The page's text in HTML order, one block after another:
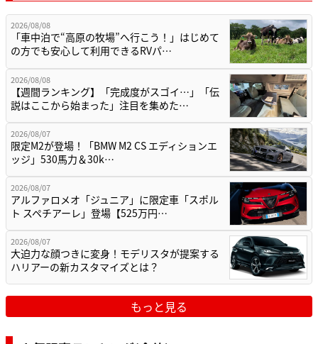
2026/08/08
「車中泊で“高原の牧場”へ行こう！」はじめて
の方でも安心して利用できるRVパ…
2026/08/08
【週間ランキング】「完成度がスゴイ…」「伝
説はここから始まった」注目を集めた…
2026/08/07
限定M2が登場！「BMW M2 CS エディションエ
ッジ」530馬力＆30k…
2026/08/07
アルファロメオ「ジュニア」に限定車「スポル
ト スペチアーレ」登場【525万円…
2026/08/07
大迫力な顔つきに変身！モデリスタが提案する
ハリアーの新カスタマイズとは？
もっと見る